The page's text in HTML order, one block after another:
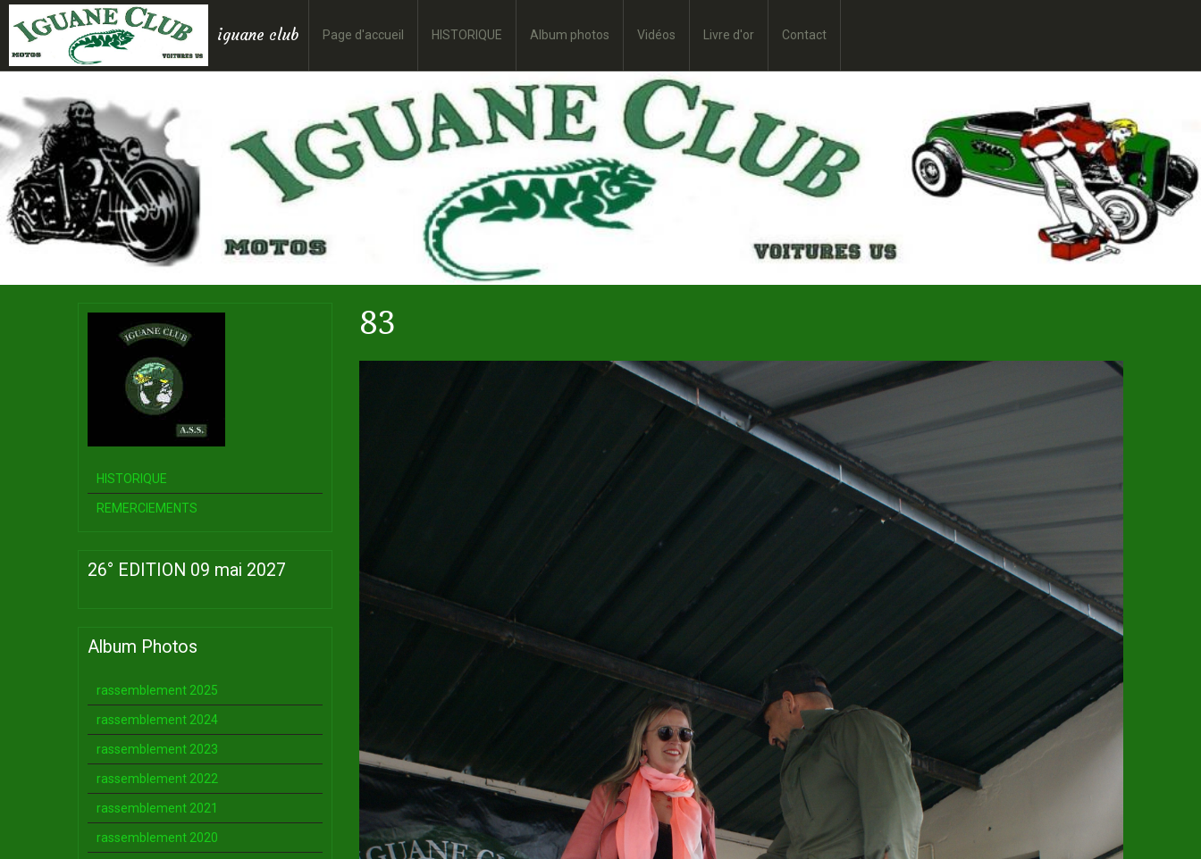
iguane club Page d'accueil HISTORIQUE Album photos Vidéos Livre d'or Contact
83
HISTORIQUE
REMERCIEMENTS
26° EDITION 09 mai 2027
Album Photos
rassemblement 2025
rassemblement 2024
rassemblement 2023
rassemblement 2022
rassemblement 2021
rassemblement 2020